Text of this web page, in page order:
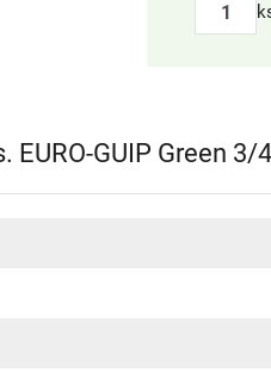
EURO-GUIP Green 3/